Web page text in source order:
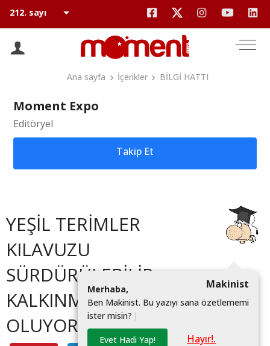
Ana sayfa İçerikler BİLGİ HATTI
Moment Expo
Editöryel
Takip Et
YEŞİL TERİMLER
KILAVUZU
SÜRDÜRÜLEBİLİR
KALKINMAYA REHBER
OLUYOR
Makinist
Merhaba,
Ben Makinist. Bu yazıyı sana özetlememi
ister misin? |
Evet Hadi Yap! Hayır!.